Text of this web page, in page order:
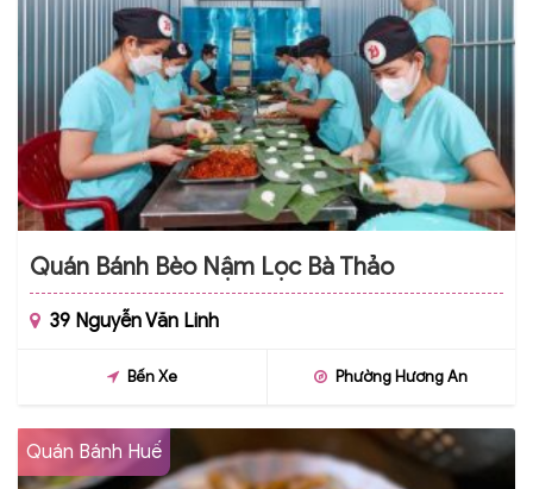
Quán Bánh Bèo Nậm Lọc Bà Thảo
39 Nguyễn Văn Linh
Bến Xe Phường Hương An
Quán Bánh Huế